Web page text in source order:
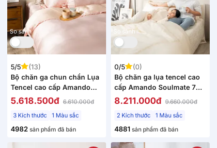
So sánh
5/5
(13)
Bộ chăn ga chun chần Lụa
Tencel cao cấp Amando
Élan 5 chi tiết TC002
5.618.500đ 6.610.000đ
3 Kích thước
1 Màu sắc
4982 sản phẩm đã bán
So sánh
0/5
(0)
Bộ chăn ga lụa tencel cao
cấp Amando Soulmate 7
chi tiết màu kem
8.211.000đ 9.660.000đ
2 Kích thước
1 Màu sắc
4881 sản phẩm đã bán